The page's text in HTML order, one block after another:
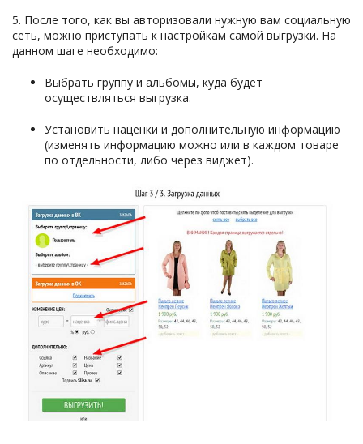
5. После того, как вы авторизовали нужную вам социальную
сеть, можно приступать к настройкам самой выгрузки. На
данном шаге необходимо:
Выбрать группу и альбомы, куда будет
осуществляться выгрузка.
Установить наценки и дополнительную информацию
(изменять информацию можно или в каждом товаре
по отдельности, либо через виджет).